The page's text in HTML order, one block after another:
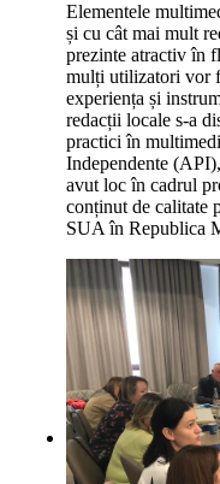
Elementele
și cu cât mai mult
prezinte atractiv în
mulți utilizatori vor
experiența și
redacții locale s-a
practici în
Independente
avut loc în cadrul
conținut de calitate
SUA în Republica